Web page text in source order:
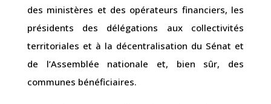
des ministères et des opérateurs financiers, les
présidents des délégations aux collectivités
territoriales et à la décentralisation du Sénat et
de l’Assemblée nationale et, bien sûr, des
communes bénéficiaires.